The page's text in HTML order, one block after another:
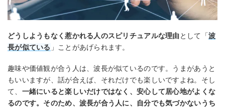
どうしようもなく惹かれる人のスピリチュアルな理由として「波
長が似ている 」ことがあげられます。
趣味や価値観が合う人は、波長が似ているのです。うまがあうと
もいいますが、話が合えば、それだけでも楽しいですよね。そし
て、 一緒にいると楽しいだけではなく、安心して居心地がよくな
るのです。そのため、波長が合う人に、自分でも気づかないうち